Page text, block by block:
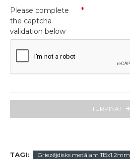
Please complete
the captcha
validation below
TURPINĀT
TAGI: Griezējdisks metālam 115x1.2mm